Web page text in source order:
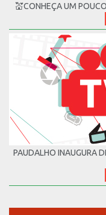
💒CONHEÇA UM
PAUDALHO INAUGURA